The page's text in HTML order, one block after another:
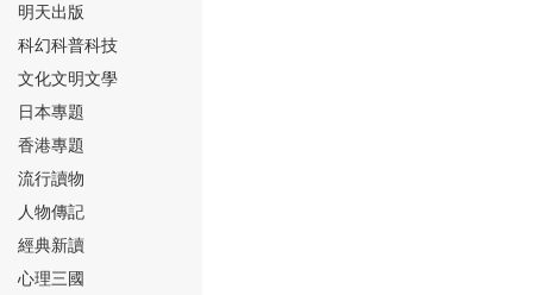
⑬
⑭
明天出版
科幻科普科技
文化文明文學
日本專題
香港專題
流行讀物
人物傳記
經典新讀
心理三國